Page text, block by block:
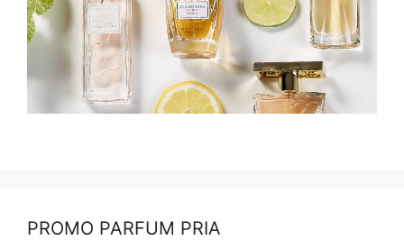
PROMO PARFUM PRIA